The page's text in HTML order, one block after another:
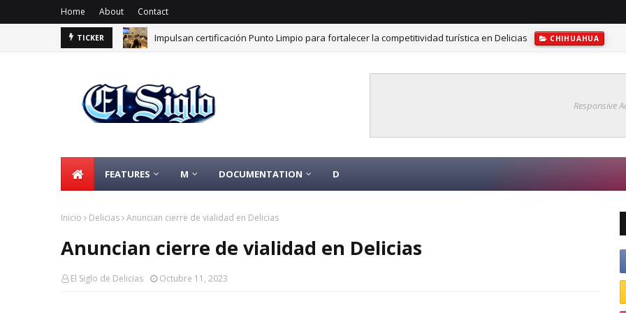
Home About Contact
TICKER Impulsan certificación Punto Limpio para fortalecer la competitividad turística en Delicias CHIHUAHUA
Responsive
FEATURES M DOCUMENTATION D
Inicio Delicias Anuncian cierre de vialidad en Delicias
Anuncian cierre de vialidad en Delicias
El Siglo de Delicias Octubre 11, 2023